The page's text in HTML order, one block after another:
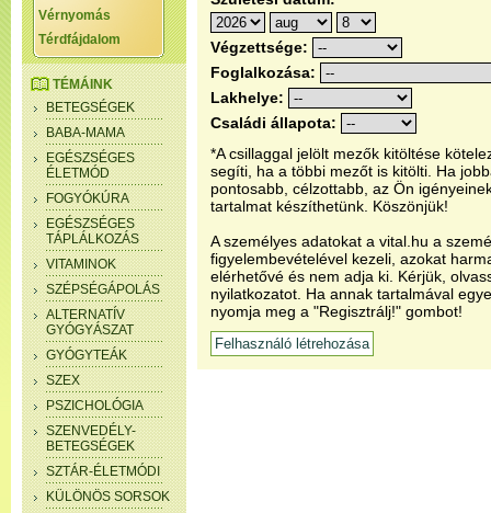
Vérnyomás
Térdfájdalom
TÉMÁINK
BETEGSÉGEK
BABA-MAMA
EGÉSZSÉGES
ÉLETMÓD
FOGYÓKÚRA
EGÉSZSÉGES
TÁPLÁLKOZÁS
VITAMINOK
SZÉPSÉGÁPOLÁS
ALTERNATÍV
GYÓGYÁSZAT
GYÓGYTEÁK
SZEX
PSZICHOLÓGIA
SZENVEDÉLY-
BETEGSÉGEK
SZTÁR-ÉLETMÓDI
KÜLÖNÖS SORSOK
Végzettsége:
Foglalkozása:
Lakhelye:
Családi állapota:
*A csillaggal jelölt mezők kitöltése
segíti, ha a többi mezőt is kitölti. Ha
pontosabb, célzottabb, az Ön
tartalmat készíthetünk. Köszönjük!
A személyes adatokat a vital.hu a
figyelembevételével kezeli, azokat
elérhetővé és nem adja ki. Kérjük,
nyilatkozatot. Ha annak tartalmával
nyomja meg a "Regisztrálj!" gombot!